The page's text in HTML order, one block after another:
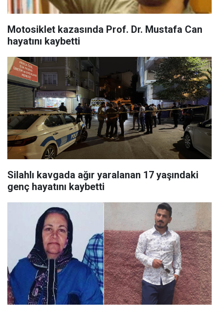
Motosiklet kazasında Prof. Dr. Mustafa Can
hayatını kaybetti
Silahlı kavgada ağır yaralanan 17 yaşındaki
genç hayatını kaybetti